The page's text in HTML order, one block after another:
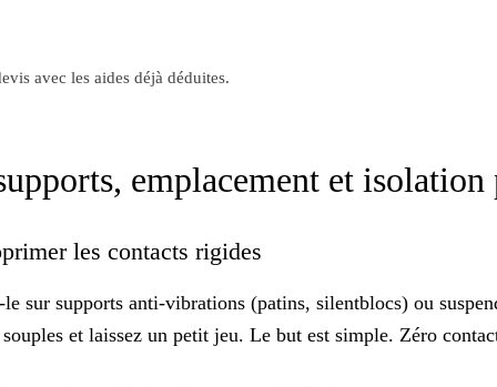
avec les aides déjà déduites.
emplacement et
les contacts rigides
le sur supports anti-vibrations (patins, silentblocs) ou
et laissez un petit jeu. Le but est simple. Zéro